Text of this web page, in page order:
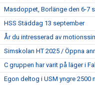
Masdoppet, Borlänge den 6-7
HSS Städdag 13 september
År du intresserad av
Simskolan HT 2025 / Öppna
C gruppen har varit på läger i
Egon deltog i USM yngre 2500